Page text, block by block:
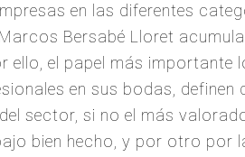
en las diferentes
Bersabé Lloret
ello, el papel más
en sus bodas,
sector, si no el más
bien hecho, y por otro por